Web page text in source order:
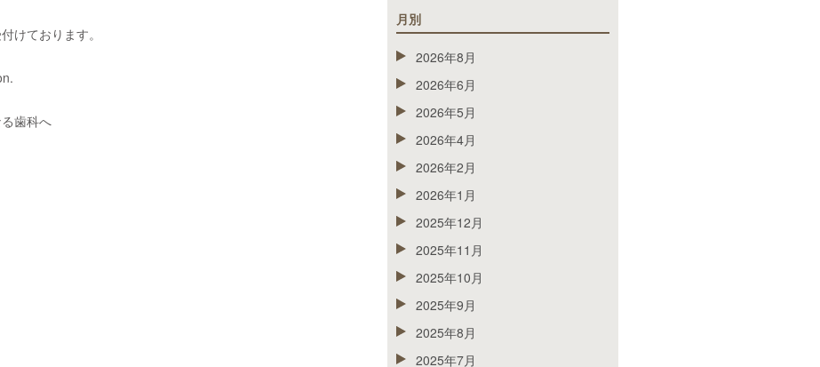
けております。
歯科へ
月別
2026年8月
2026年6月
2026年5月
2026年4月
2026年2月
2026年1月
2025年12月
2025年11月
2025年10月
2025年9月
2025年8月
2025年7月